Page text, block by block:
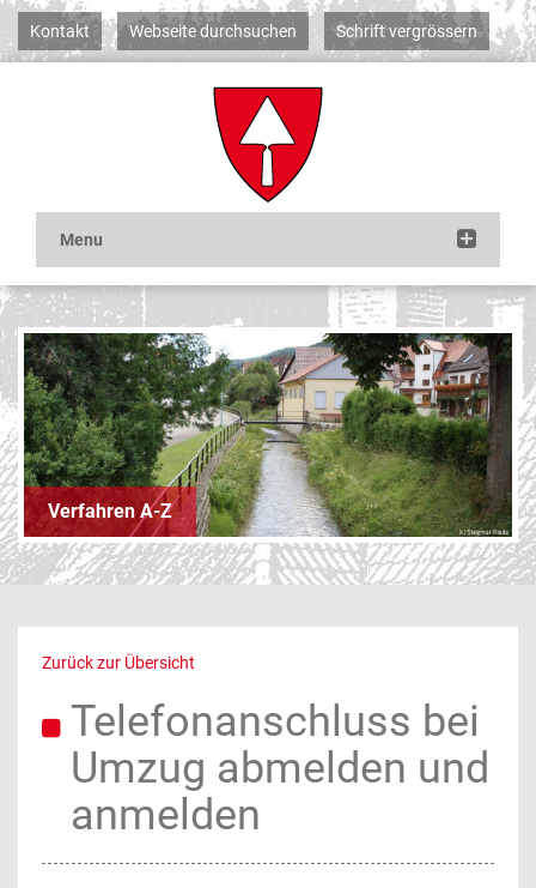
Kontakt Webseite durchsuchen Schrift vergrössern
Verfahren A-Z
Zurück zur Übersicht
Telefonanschluss bei
Umzug abmelden und
anmelden